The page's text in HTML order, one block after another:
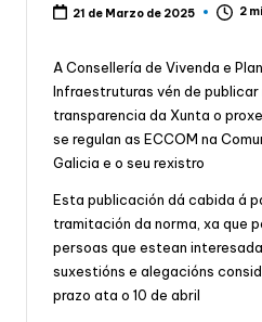
21 de Marzo de 2025 2
A Consellería de Vivenda e
Infraestruturas vén de
transparencia da Xunta o
se regulan as ECCOM na
Galicia e o seu rexistro
Esta publicación dá cabida á
tramitación da norma, xa que
persoas que estean
suxestións e alegacións
prazo ata o 10 de abril